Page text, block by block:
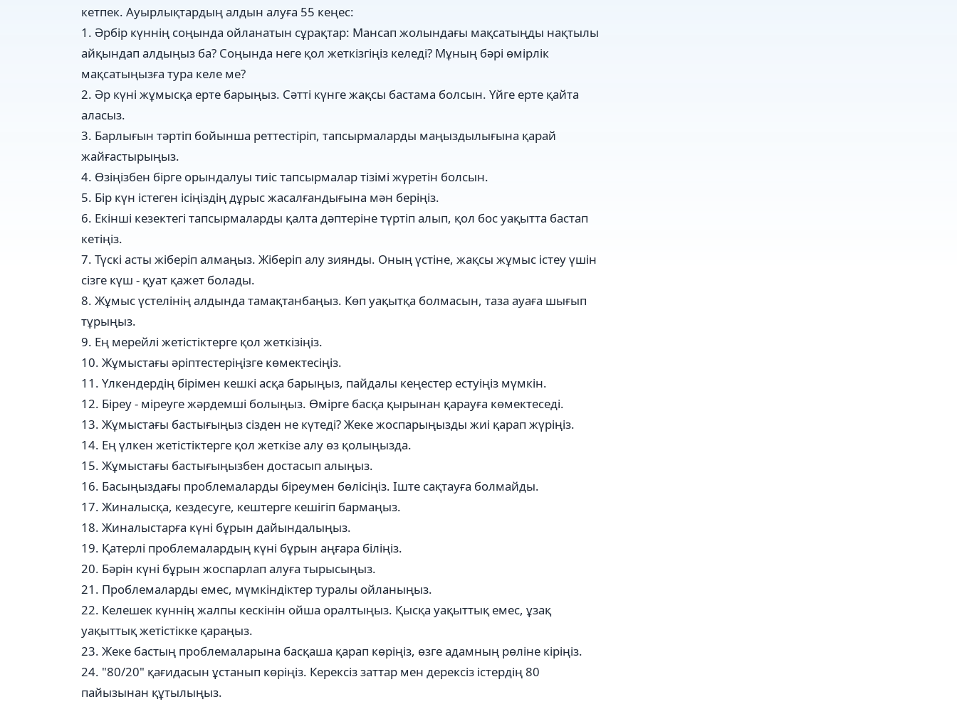
кетпек. Ауырлықтардың алдын алуға 55 кеңес:
1. Әрбір күннің соңында ойланатын сұрақтар: Мансап жолындағы мақсатыңды нақтылы
айқындап алдыңыз ба? Соңында неге қол жеткізгіңіз келеді? Мұның бәрі өмірлік
мақсатыңызға тура келе ме?
2. Әр күні жұмысқа ерте барыңыз. Сәтті күнге жақсы бастама болсын. Үйге ерте қайта
аласыз.
3. Барлығын тәртіп бойынша реттестіріп, тапсырмаларды маңыздылығына қарай
жайғастырыңыз.
4. Өзіңізбен бірге орындалуы тиіс тапсырмалар тізімі жүретін болсын.
5. Бір күн істеген ісіңіздің дұрыс жасалғандығына мән беріңіз.
6. Екінші кезектегі тапсырмаларды қалта дәптеріне түртіп алып, қол бос уақытта бастап
кетіңіз.
7. Түскі асты жіберіп алмаңыз. Жіберіп алу зиянды. Оның үстіне, жақсы жұмыс істеу үшін
сізге күш - қуат қажет болады.
8. Жұмыс үстелінің алдында тамақтанбаңыз. Көп уақытқа болмасын, таза ауаға шығып
тұрыңыз.
9. Ең мерейлі жетістіктерге қол жеткізіңіз.
10. Жұмыстағы әріптестеріңізге көмектесіңіз.
11. Үлкендердің бірімен кешкі асқа барыңыз, пайдалы кеңестер естуіңіз мүмкін.
12. Біреу - міреуге жәрдемші болыңыз. Өмірге басқа қырынан қарауға көмектеседі.
13. Жұмыстағы бастығыңыз сізден не күтеді? Жеке жоспарыңызды жиі қарап жүріңіз.
14. Ең үлкен жетістіктерге қол жеткізе алу өз қолыңызда.
15. Жұмыстағы бастығыңызбен достасып алыңыз.
16. Басыңыздағы проблемаларды біреумен бөлісіңіз. Іште сақтауға болмайды.
17. Жиналысқа, кездесуге, кештерге кешігіп бармаңыз.
18. Жиналыстарға күні бұрын дайындалыңыз.
19. Қатерлі проблемалардың күні бұрын аңғара біліңіз.
20. Бәрін күні бұрын жоспарлап алуға тырысыңыз.
21. Проблемаларды емес, мүмкіндіктер туралы ойланыңыз.
22. Келешек күннің жалпы кескінін ойша оралтыңыз. Қысқа уақыттық емес, ұзақ
уақыттық жетістікке қараңыз.
23. Жеке бастың проблемаларына басқаша қарап көріңіз, өзге адамның рөліне кіріңіз.
24. "80/20" қағидасын ұстанып көріңіз. Керексіз заттар мен дерексіз істердің 80
пайызынан құтылыңыз.